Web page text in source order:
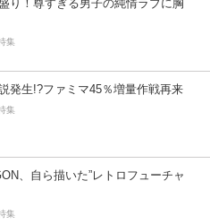
り！尊すぎる男子の純情ラブに胸
集
発生!?ファミマ45％増量作戦再来
集
、自ら描いた”レトロフューチャ
集